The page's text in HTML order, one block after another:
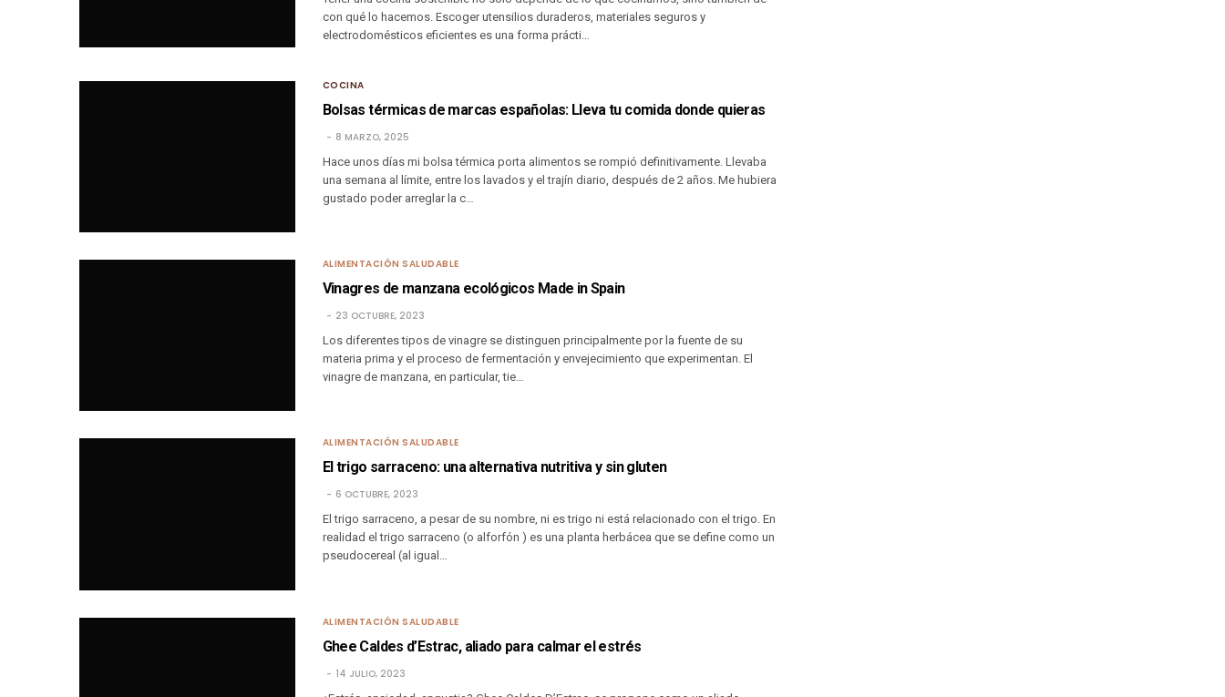
con qué lo hacemos. Escoger utensilios duraderos, materiales seguros y
electrodomésticos eficientes es una forma prácti…
COCINA
Bolsas térmicas de marcas españolas: Lleva tu comida donde quieras
8 MARZO, 2025
Hace unos días mi bolsa térmica porta alimentos se rompió definitivamente. Llevaba
una semana al límite, entre los lavados y el trajín diario, después de 2 años. Me hubiera
gustado poder arreglar la c…
ALIMENTACIÓN SALUDABLE
Vinagres de manzana ecológicos Made in Spain
23 OCTUBRE, 2023
Los diferentes tipos de vinagre se distinguen principalmente por la fuente de su
materia prima y el proceso de fermentación y envejecimiento que experimentan. El
vinagre de manzana, en particular, tie…
ALIMENTACIÓN SALUDABLE
El trigo sarraceno: una alternativa nutritiva y sin gluten
6 OCTUBRE, 2023
El trigo sarraceno, a pesar de su nombre, ni es trigo ni está relacionado con el trigo. En
realidad el trigo sarraceno (o alforfón ) es una planta herbácea que se define como un
pseudocereal (al igual…
ALIMENTACIÓN SALUDABLE
Ghee Caldes d’Estrac, aliado para calmar el estrés
14 JULIO, 2023